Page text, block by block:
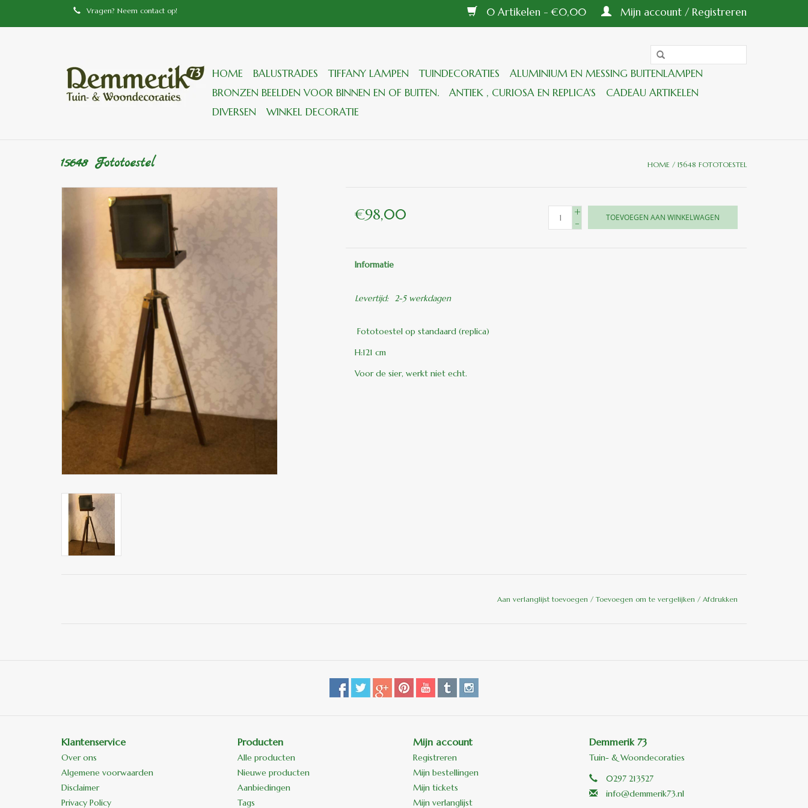
Vragen? Neem contact op! 0 Artikelen - €0,00 Mijn account / Registreren
HOME BALUSTRADES TIFFANY LAMPEN TUINDECORATIES
ALUMINIUM EN MESSING BUITENLAMPEN
BRONZEN BEELDEN VOOR BINNEN EN OF BUITEN.
ANTIEK , CURIOSA EN REPLICA'S
CADEAU ARTIKELEN
DIVERSEN
WINKEL DECORATIE
15648 Fototoestel HOME / 15648 FOTOTOESTEL
€98,00
+
-
TOEVOEGEN AAN WINKELWAGEN
Informatie
Levertijd: 2-5 werkdagen
Fototoestel op standaard (replica)
H:121 cm
Voor de sier, werkt niet echt.
Aan verlanglijst toevoegen / Toevoegen om te vergelijken / Afdrukken
Klantenservice
Over ons
Algemene voorwaarden
Disclaimer
Privacy Policy
Producten
Alle producten
Nieuwe producten
Aanbiedingen
Tags
Mijn account
Registreren
Mijn bestellingen
Mijn tickets
Mijn verlanglijst
Demmerik 73
Tuin- & Woondecoraties
0297 213527
info@demmerik73.nl